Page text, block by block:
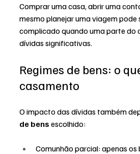
Comprar uma casa, abrir uma
mesmo planejar uma viagem pode
complicado quando uma parte do
dívidas significativas.
Regimes de bens: o
casamento
O impacto das dívidas também
de bens escolhido:
Comunhão parcial: apenas os